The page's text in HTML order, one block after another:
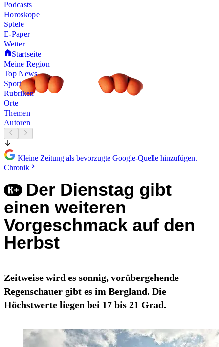
Podcasts
Horoskope
Spiele
E-Paper
Wetter
Startseite
Meine Region
Top News
Sport
Rubriken
Orte
Themen
Autoren
Kleine Zeitung als bevorzugte Google-Quelle hinzufügen.
Chronik
Der Dienstag gibt
einen weiteren
Vorgeschmack auf den
Herbst
Zeitweise wird es sonnig, vorübergehende
Regenschauer gibt es im Bergland. Die
Höchstwerte liegen bei 17 bis 21 Grad.